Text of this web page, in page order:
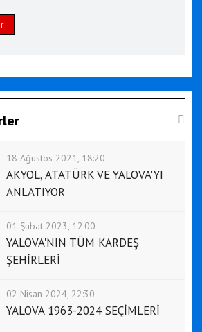
18 Ağustos 2021, 18:20
AKYOL, ATATÜRK VE YALOVA'YI
ANLATIYOR
01 Şubat 2023, 12:00
YALOVA'NIN TÜM KARDEŞ
ŞEHİRLERİ
02 Nisan 2024, 22:30
YALOVA 1963-2024 SEÇİMLERİ